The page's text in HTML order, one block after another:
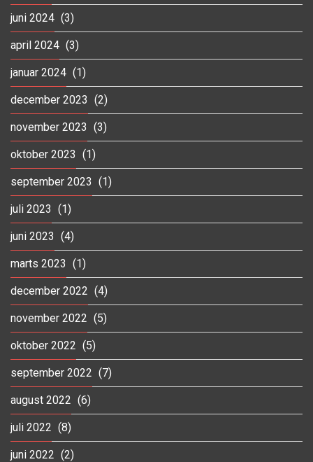
juni 2024 (3)
april 2024 (3)
januar 2024 (1)
december 2023 (2)
november 2023 (3)
oktober 2023 (1)
september 2023 (1)
juli 2023 (1)
juni 2023 (4)
marts 2023 (1)
december 2022 (4)
november 2022 (5)
oktober 2022 (5)
september 2022 (7)
august 2022 (6)
juli 2022 (8)
juni 2022 (2)